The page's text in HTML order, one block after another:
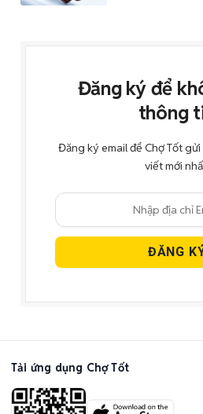
Đăng ký để
thông
Đăng ký email để Chợ Tốt
viết mới
Tải ứng dụng Chợ Tốt